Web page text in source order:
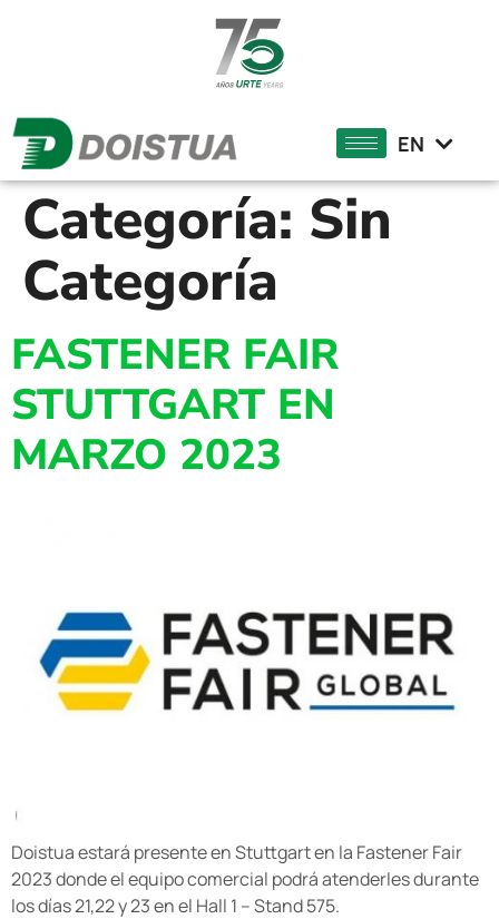
EN
EU
Categoría: Sin
Categoría
FASTENER FAIR
STUTTGART EN
MARZO 2023
Doistua estará presente en Stuttgart en la Fastener Fair
2023 donde el equipo comercial podrá atenderles durante
los días 21,22 y 23 en el Hall 1 – Stand 575.